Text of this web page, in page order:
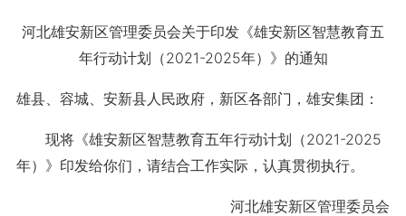
河北雄安新区管理委员会关于印发《雄安新区智慧教育五
年行动计划 （2021-2025年）》的通知
雄县、容城、安新县人民政府，新区各部门，雄安集团：
现将《雄安新区智慧教育五年行动计划（2021-2025
年）》印发给你们，请结合工作实际，认真贯彻执行。
河北雄安新区管理委员会